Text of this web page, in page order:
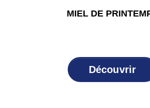
MIEL DE
Découvrir